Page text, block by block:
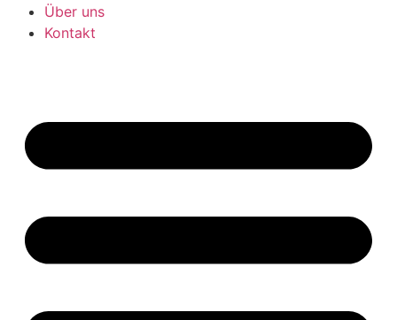
Über uns
Kontakt